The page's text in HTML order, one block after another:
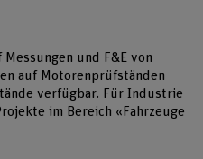
und F&E von
auf Motorenprüfständen
verfügbar. Für Industrie
im Bereich «Fahrzeuge